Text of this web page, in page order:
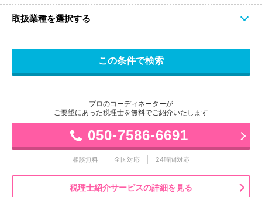
取扱業種を選択する
プロのコーディネーターが
ご要望にあった税理士を無料でご紹介いたします
050-7586-6691
相談無料 全国対応 24時間対応
税理士紹介サービスの詳細を見る